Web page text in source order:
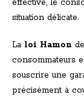
effective, le
situation délicate.
La loi Hamon
consommateurs
souscrire une
précisément à